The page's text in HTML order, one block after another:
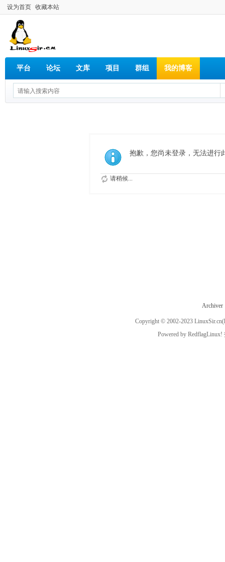
设为首页 收藏本站
平台 论坛 文库 项目 群组 我的博客
抱歉，您尚未登录，无法进行
请稍候...
Archiver
Copyright © 2002-2023 LinuxSir.cn
Powered by RedflagLinux!